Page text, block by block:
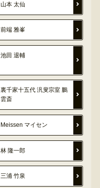
山本 太仙
前端 雅峯
池田 退輔
裏千家十五代 汎叟宗室 鵬
雲斎
Meissen マイセン
林 隆一郎
三浦 竹泉